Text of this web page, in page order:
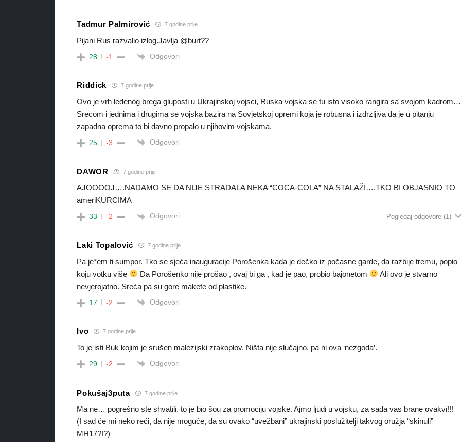
Tadmur Palmirović 7 godine prije
Pijani Rus razvalio izlog.Javlja @burt??
28 -1 Odgovori
Riddick 7 godine prije
Ovo je vrh ledenog brega gluposti u Ukrajinskoj vojsci, Ruska vojska se tu isto visoko rangira sa svojom kadrom…
Srecom i jednima i drugima se vojska bazira na Sovjetskoj opremi koja je robusna i izdrzljiva da je u pitanju
zapadna oprema to bi davno propalo u njihovim vojskama.
25 -3 Odgovori
DAWOR 7 godine prije
AJOOOOJ….NADAMO SE DA NIJE STRADALA NEKA “COCA-COLA” NA STALAŽI….TKO BI OBJASNIO TO
ameriKURCIMA
33 -2 Odgovori Pogledaj odgovore (1)
Laki Topalović 7 godine prije
Pa je*em ti sumpor. Tko se sjeća inauguracije Porošenka kada je dečko iz počasne garde, da razbije tremu, popio
koju votku više
Da Porošenko nije prošao , ovaj bi ga , kad je pao, probio bajonetom
Ali ovo je stvarno
nevjerojatno. Sreća pa su gore makete od plastike.
17 -2 Odgovori
Ivo 7 godine prije
To je isti Buk kojim je srušen malezijski zrakoplov. Ništa nije slučajno, pa ni ova ‘nezgoda’.
29 -2 Odgovori
Pokušaj3puta 7 godine prije
Ma ne… pogrešno ste shvatili. to je bio šou za promociju vojske. Ajmo ljudi u vojsku, za sada vas brane ovakvi!!!
(I sad će mi neko reći, da nije moguće, da su ovako “uvežbani” ukrajinski poslužitelji takvog oružja “skinuli”
MH17?!?)